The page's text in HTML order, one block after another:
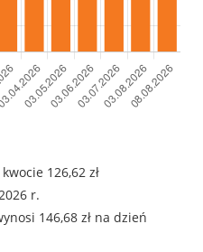
126,62 zł
r.
146,68 zł na dzień